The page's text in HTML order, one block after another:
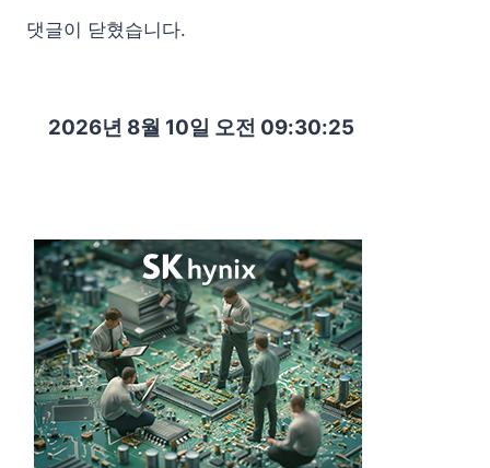
댓글이 닫혔습니다.
2026년 8월 10일 오전 09:30:27